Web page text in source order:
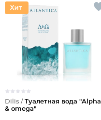
Dilis / Туалетная вода "Alpha
& omega"